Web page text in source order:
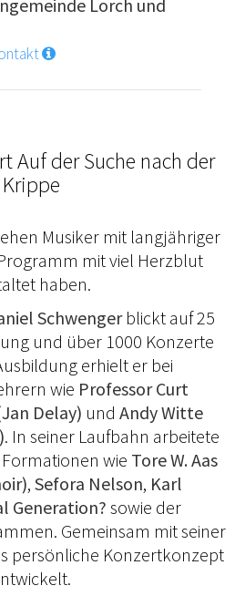
Lorch und
Auf der Suche nach der
Krippe
Musiker mit langjähriger
mit viel Herzblut
haben.
Schwengerblickt auf 25
und über 1000 Konzerte
erhielt er bei
wie Professor Curt
Delay) und Andy Witte
. In seiner Laufbahn arbeitete
wie Tore W. Aas
, Sefora Nelson, Karl
Generation?sowie der
Gemeinsam mit seiner
persönliche Konzertkonzept